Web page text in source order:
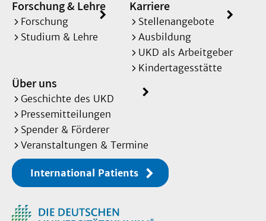
Forschung & Lehre
Forschung
Studium & Lehre
Karriere
Stellenangebote
Ausbildung
UKD als Arbeitgeber
Kindertagesstätte
Über uns
Geschichte des UKD
Pressemitteilungen
Spender & Förderer
Veranstaltungen & Termine
International Patients